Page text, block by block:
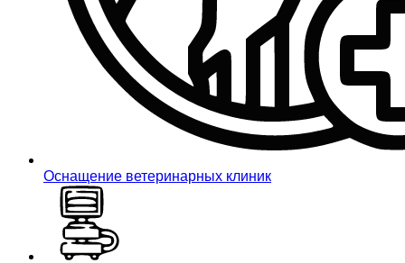
Оснащение ветеринарных клиник